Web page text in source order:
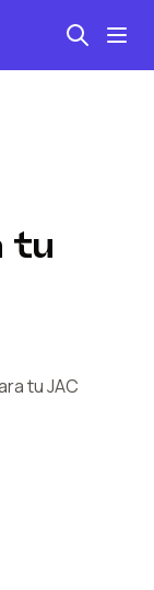
tu
tu JAC